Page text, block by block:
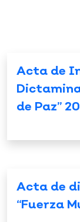
Acta de
de Paz”
Acta de
“Fuerza